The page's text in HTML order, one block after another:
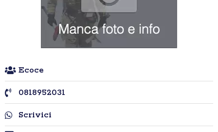
Ecoce
0818952031
Scrivici